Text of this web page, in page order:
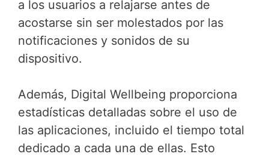
a los usuarios a relajarse antes de
acostarse sin ser molestados por las
notificaciones y sonidos de su
dispositivo.
Además, Digital Wellbeing proporciona
estadísticas detalladas sobre el uso de
las aplicaciones, incluido el tiempo total
dedicado a cada una de ellas. Esto